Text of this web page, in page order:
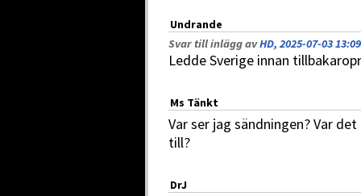
Undrande
Svar till inlägg avHD, 2025-07-03 13:09
Ledde Sverige innan
Ms Tänkt
Var ser jag sändningen? Var
till?
DrJ